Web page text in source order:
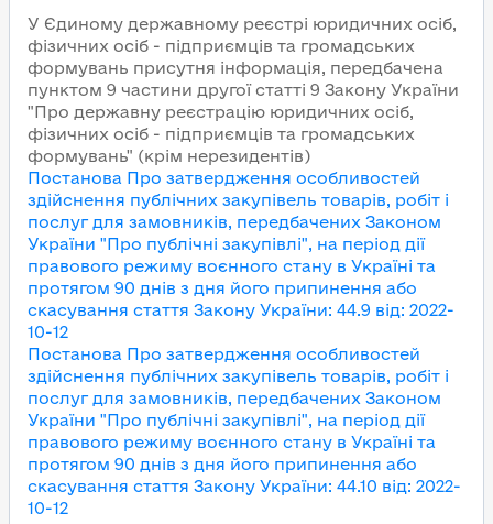
У Єдиному державному реєстрі юридичних осіб,
фізичних осіб - підприємців та громадських
формувань присутня інформація, передбачена
пунктом 9 частини другої статті 9 Закону України
"Про державну реєстрацію юридичних осіб,
фізичних осіб - підприємців та громадських
формувань" (крім нерезидентів)
Постанова Про затвердження особливостей
здійснення публічних закупівель товарів, робіт і
послуг для замовників, передбачених Законом
України "Про публічні закупівлі", на період дії
правового режиму воєнного стану в Україні та
протягом 90 днів з дня його припинення або
скасування стаття Закону України: 44.9 від: 2022-
10-12
Постанова Про затвердження особливостей
здійснення публічних закупівель товарів, робіт і
послуг для замовників, передбачених Законом
України "Про публічні закупівлі", на період дії
правового режиму воєнного стану в Україні та
протягом 90 днів з дня його припинення або
скасування стаття Закону України: 44.10 від: 2022-
10-12